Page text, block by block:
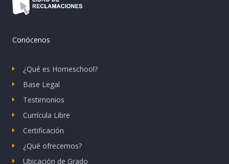
Conócenos
¿Qué es Homeschool?
Base Legal
Testimonios
Currícula Libre
Certificación
¿Qué ofrecemos?
Ubicación de Grado